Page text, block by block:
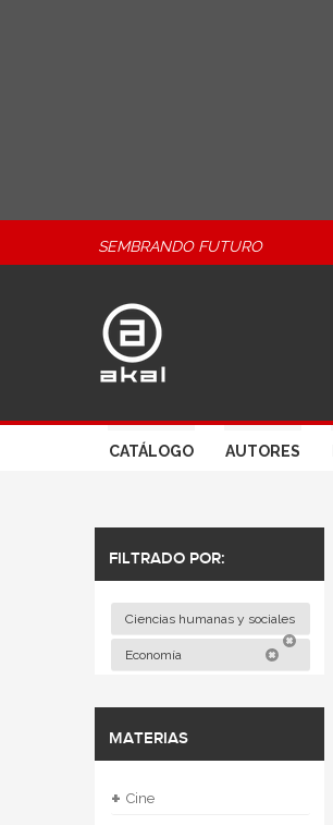
SEMBRANDO FUTURO
CATÁLOGO AUTORES
FILTRADO POR:
Ciencias humanas y sociales
Economía
MATERIAS
+ Cine